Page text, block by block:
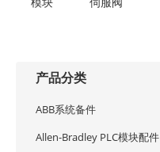
模块 伺服阀
产品分类
ABB系统备件
Allen-Bradley PLC模块配件